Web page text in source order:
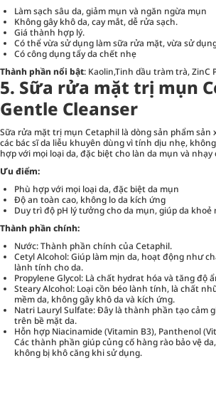
Làm sạch sâu da, giảm mụn và ngăn ngừa mụn
Không gây khô da, cay mắt, dễ rửa sạch.
Giá thành hợp lý.
Có thể vừa sử dụng làm sữa rửa mặt, vừa sử
Có công dụng tẩy da chết nhẹ
Thành phần nổi bật: Kaolin,Tinh dầu tràm trà, ZinC
5. Sữa rửa mặt trị mụn
Gentle Cleanser
Sữa rửa mặt trị mụn Cetaphil là dòng sản phẩm sản
các bác sĩ da liễu khuyên dùng vì tính dịu nhẹ,
hợp với mọi loại da, đặc biệt cho làn da mụn và nhạy
Ưu điểm:
Phù hợp với mọi loại da, đặc biệt da mụn
Độ an toàn cao, không lo da kích ứng
Duy trì độ pH lý tưởng cho da mụn, giúp da khoẻ
Thành phần chính:
Nước: Thành phần chính của Cetaphil.
Cetyl Alcohol: Giúp làm mịn da, hoạt động như
lành tính cho da.
Propylene Glycol: Là chất hydrat hóa và tăng độ
Steary Alcohol: Loại cồn béo lành tính, là chất
mềm da, không gây khô da và kích ứng.
Natri Lauryl Sulfate: Đây là thành phần tạo cảm
trên bề mặt da.
Hỗn hợp Niacinamide (Vitamin B3), Panthenol
Các thành phần giúp củng cố hàng rào bảo vệ
không bị khô căng khi sử dụng.